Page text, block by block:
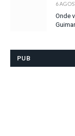
6
Onde
PUB